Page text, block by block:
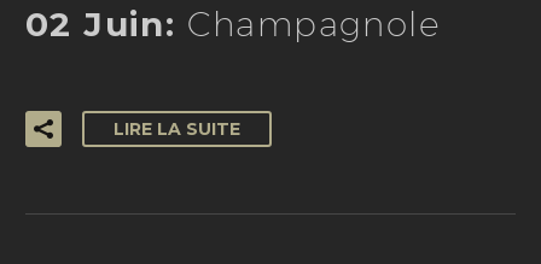
02 Juin: Champagnole
LIRE LA SUITE